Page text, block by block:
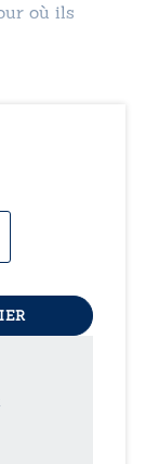
où ils